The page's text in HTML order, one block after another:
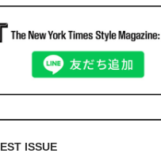
ISSUE